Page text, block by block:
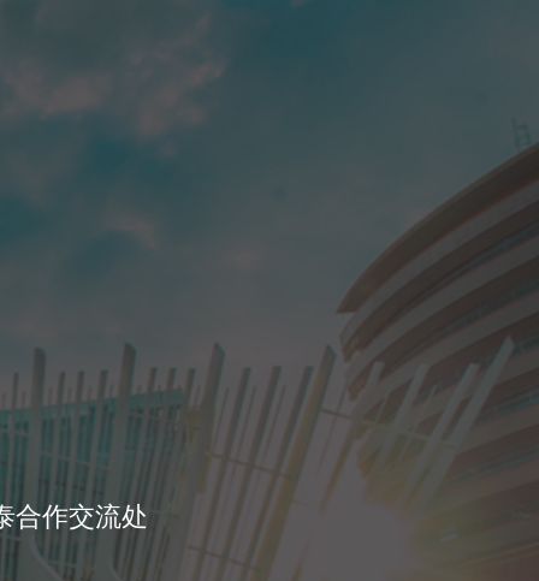
合作交流处